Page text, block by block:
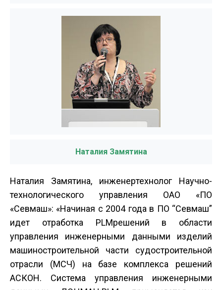
Наталия Замятина
Наталия Замятина, инженер­технолог Научно­
технологического управления ОАО «ПО
«Севмаш»: «Начиная с 2004 года в ПО “Севмаш”
идет отработка PLM­решений в области
управления инженерными данными изделий
машиностроительной части судостроительной
отрасли (МСЧ) на базе комплекса решений
АСКОН. Система управления инженерными